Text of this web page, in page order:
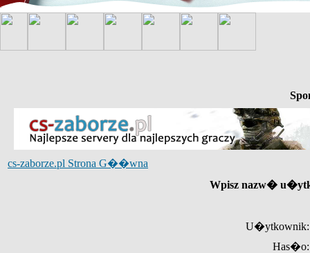
cs-zaborze.pl Strona G��wna
Wpisz nazw�
U�ytkownik:
Has�o: